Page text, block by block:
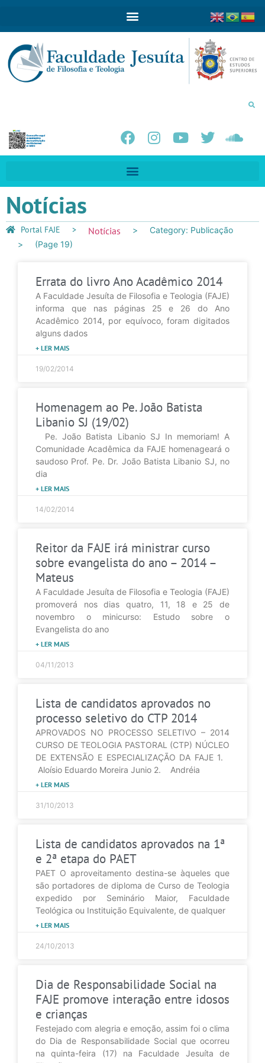
Notícias
Portal FAJE Notícias
Category: Publicação
(Page 19)
Errata do livro Ano Acadêmico 2014
A Faculdade Jesuíta de Filosofia e Teologia (FAJE)
informa que nas páginas 25 e 26 do Ano
Acadêmico 2014, por equívoco, foram digitados
alguns dados
+ LER MAIS
19/02/2014
Homenagem ao Pe. João Batista
Libanio SJ (19/02)
Pe. João Batista Libanio SJ In memoriam! A
Comunidade Acadêmica da FAJE homenageará o
saudoso Prof. Pe. Dr. João Batista Libanio SJ, no
dia
+ LER MAIS
14/02/2014
Reitor da FAJE irá ministrar curso
sobre evangelista do ano – 2014 –
Mateus
A Faculdade Jesuíta de Filosofia e Teologia (FAJE)
promoverá nos dias quatro, 11, 18 e 25 de
novembro o minicurso: Estudo sobre o
Evangelista do ano
+ LER MAIS
04/11/2013
Lista de candidatos aprovados no
processo seletivo do CTP 2014
APROVADOS NO PROCESSO SELETIVO – 2014
CURSO DE TEOLOGIA PASTORAL (CTP) NÚCLEO
DE EXTENSÃO E ESPECIALIZAÇÃO DA FAJE 1.
Aloísio Eduardo Moreira Junio 2. Andréia
+ LER MAIS
31/10/2013
Lista de candidatos aprovados na 1ª
e 2ª etapa do PAET
PAET O aproveitamento destina-se àqueles que
são portadores de diploma de Curso de Teologia
expedido por Seminário Maior, Faculdade
Teológica ou Instituição Equivalente, de qualquer
+ LER MAIS
24/10/2013
Dia de Responsabilidade Social na
FAJE promove interação entre idosos
e crianças
Festejado com alegria e emoção, assim foi o clima
do Dia de Responsabilidade Social que ocorreu
na quinta-feira (17) na Faculdade Jesuíta de